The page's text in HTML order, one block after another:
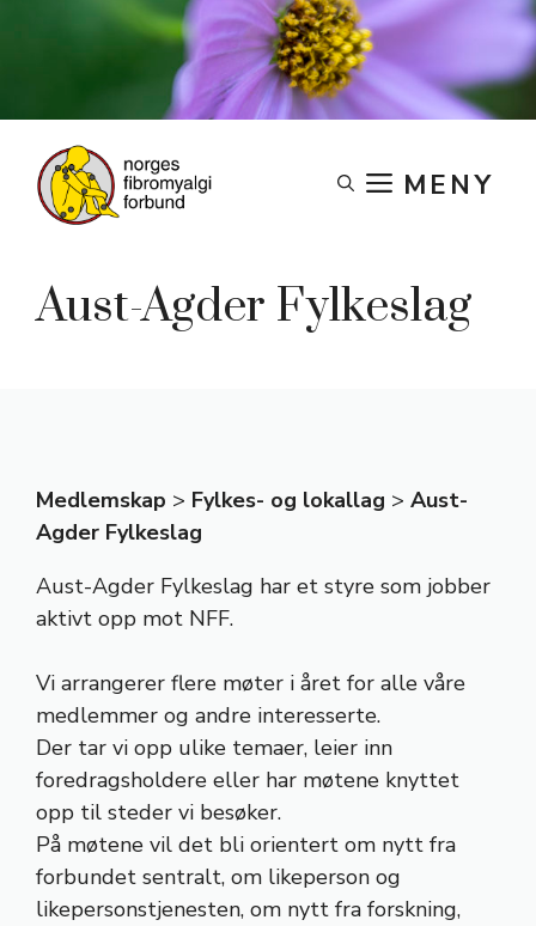
MENY
Aust-Agder Fylkeslag
Medlemskap > Fylkes- og lokallag > Aust-
Agder Fylkeslag
Aust-Agder Fylkeslag har et styre som jobber
aktivt opp mot NFF.
Vi arrangerer flere møter i året for alle våre
medlemmer og andre interesserte.
Der tar vi opp ulike temaer, leier inn
foredragsholdere eller har møtene knyttet
opp til steder vi besøker.
På møtene vil det bli orientert om nytt fra
forbundet sentralt, om likeperson og
likepersonstjenesten, om nytt fra forskning,